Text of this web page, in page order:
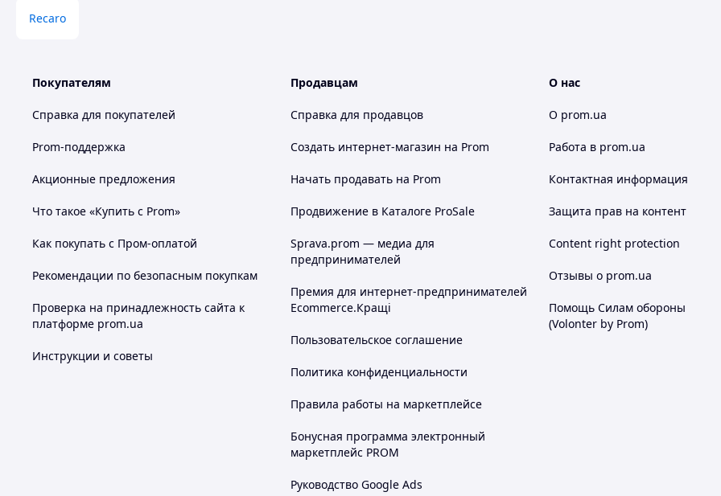
Recaro
Покупателям
Справка для покупателей
Prom-поддержка
Акционные предложения
Что такое «Купить с Prom»
Как покупать с Пром-оплатой
Рекомендации по безопасным покупкам
Проверка на принадлежность сайта к
платформе prom.ua
Инструкции и советы
Продавцам
Справка для продавцов
Создать интернет-магазин на Prom
Начать продавать на Prom
Продвижение в Каталоге ProSale
Sprava.prom — медиа для
предпринимателей
Премия для интернет-предпринимателей
Ecommerce.Кращі
Пользовательское соглашение
Политика конфиденциальности
Правила работы на маркетплейсе
Бонусная программа электронный
маркетплейс PROM
Руководство Google Ads
О нас
О prom.ua
Работа в prom.ua
Контактная информация
Защита прав на контент
Content right protection
Отзывы о prom.ua
Помощь Силам обороны
(Volonter by Prom)